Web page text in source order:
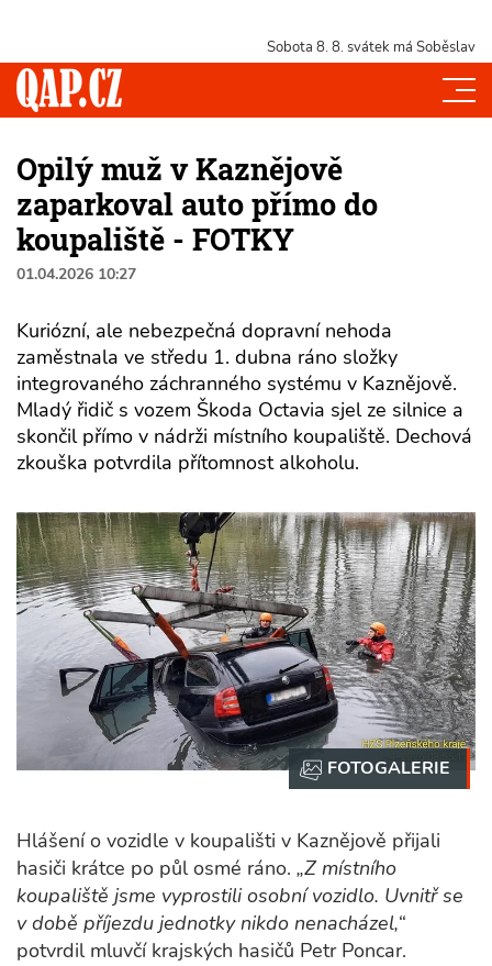
Sobota 8. 8. svátek má Soběslav
Opilý muž v Kaznějově
zaparkoval auto přímo do
koupaliště - FOTKY
01.04.2026 10:27
Kuriózní, ale nebezpečná dopravní nehoda
zaměstnala ve středu 1. dubna ráno složky
integrovaného záchranného systému v Kaznějově.
Mladý řidič s vozem Škoda Octavia sjel ze silnice a
skončil přímo v nádrži místního koupaliště. Dechová
zkouška potvrdila přítomnost alkoholu.
Hlášení o vozidle v koupališti v Kaznějově přijali
hasiči krátce po půl osmé ráno. „Z místního
koupaliště jsme vyprostili osobní vozidlo. Uvnitř se
v době příjezdu jednotky nikdo nenacházel,“
potvrdil mluvčí krajských hasičů Petr Poncar.